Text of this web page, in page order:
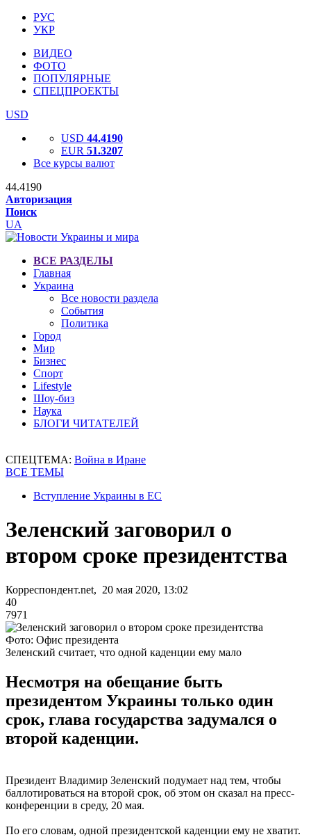
РУС
УКР
ВИДЕО
ФОТО
ПОПУЛЯРНЫЕ
СПЕЦПРОЕКТЫ
USD
USD 44.4190
EUR 51.3207
Все курсы валют
44.4190
Авторизация
Поиск
UA
ВСЕ РАЗДЕЛЫ
Главная
Украина
Все новости раздела
События
Политика
Город
Мир
Бизнес
Спорт
Lifestyle
Шоу-биз
Наука
БЛОГИ ЧИТАТЕЛЕЙ
СПЕЦТЕМА: Война в Иране
ВСЕ ТЕМЫ
Вступление Украины в ЕС
Зеленский заговорил о
втором сроке президентства
Корреспондент.net, 20 мая 2020, 13:02
40
7971
Фото: Офис президента
Зеленский считает, что одной каденции ему мало
Несмотря на обещание быть
президентом Украины только один
срок, глава государства задумался о
второй каденции.
Президент Владимир Зеленский подумает над тем, чтобы
баллотироваться на второй срок, об этом он сказал на пресс-
конференции в среду, 20 мая.
По его словам, одной президентской каденции ему не хватит.